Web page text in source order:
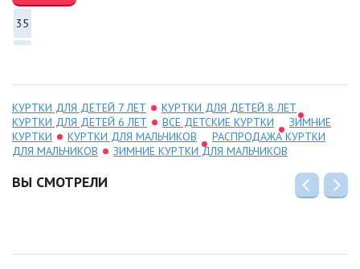
35
КУРТКИ ДЛЯ ДЕТЕЙ 7 ЛЕТ
КУРТКИ ДЛЯ ДЕТЕЙ 8 ЛЕТ
КУРТКИ ДЛЯ ДЕТЕЙ 6 ЛЕТ
ВСЕ ДЕТСКИЕ КУРТКИ
ЗИМНИЕ
КУРТКИ
КУРТКИ ДЛЯ МАЛЬЧИКОВ
РАСПРОДАЖА КУРТКИ
ДЛЯ МАЛЬЧИКОВ
ЗИМНИЕ КУРТКИ ДЛЯ МАЛЬЧИКОВ
ВЫ СМОТРЕЛИ